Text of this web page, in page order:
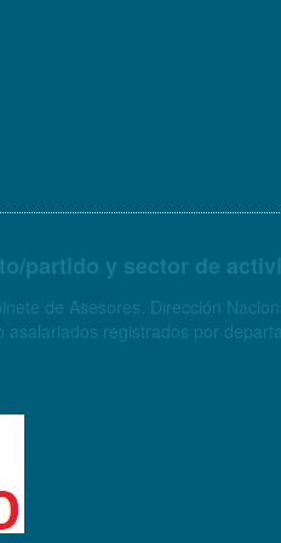
partido y sector de
de Asesores. Dirección
registrados por